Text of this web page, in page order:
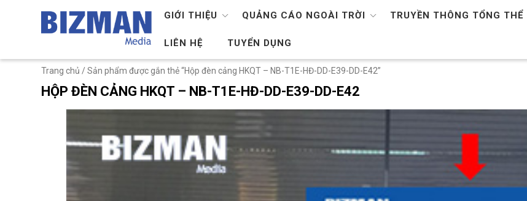
GIỚI THIỆU QUẢNG CÁO NGOÀI TRỜI TRUYỀN THÔNG TỔNG THỂ
LIÊN HỆ TUYỂN DỤNG
Trang chủ / Sản phẩm được gắn thẻ “Hộp đèn cảng HKQT – NB-T1E-HĐ-DD-E39-DD-E42”
HỘP ĐÈN CẢNG HKQT – NB-T1E-HĐ-DD-E39-DD-E42